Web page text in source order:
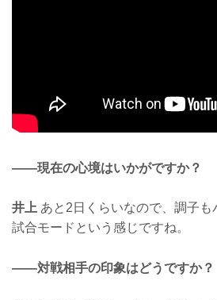
——現在の心境はいかがですか？
井上 あと2日くらいなので、調子も
試合モードという感じですね。
——対戦相手の印象はどうですか？